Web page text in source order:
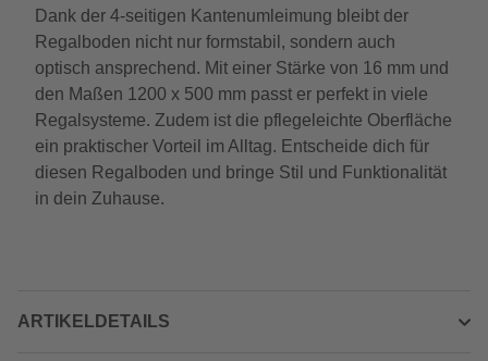
Dank der 4-seitigen Kantenumleimung bleibt der
Regalboden nicht nur formstabil, sondern auch
optisch ansprechend. Mit einer Stärke von 16 mm und
den Maßen 1200 x 500 mm passt er perfekt in viele
Regalsysteme. Zudem ist die pflegeleichte Oberfläche
ein praktischer Vorteil im Alltag. Entscheide dich für
diesen Regalboden und bringe Stil und Funktionalität
in dein Zuhause.
ARTIKELDETAILS